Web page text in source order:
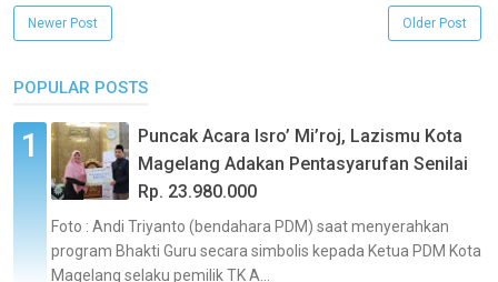
Newer Post Older Post
POPULAR POSTS
Puncak Acara Isro’ Mi’roj, Lazismu Kota
Magelang Adakan Pentasyarufan Senilai
Rp. 23.980.000
Foto : Andi Triyanto (bendahara PDM) saat menyerahkan
program Bhakti Guru secara simbolis kepada Ketua PDM Kota
Magelang selaku pemilik TK A...